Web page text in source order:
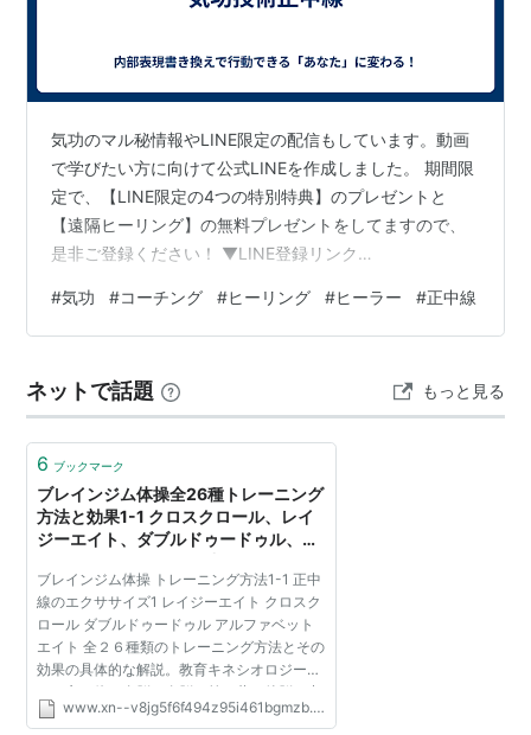
気功のマル秘情報やLINE限定の配信もしています。動画
で学びたい方に向けて公式LINEを作成しました。 期間限
定で、【LINE限定の4つの特別特典】のプレゼントと
【遠隔ヒーリング】の無料プレゼントをしてますので、
是非ご登録ください！ ▼LINE登録リンク
a6625433?uLand=JJd89Q 自己啓発ランキングで【１
位】を獲得した齋藤の著作は下記リンクから、Kindle
め: ーあなたから無限の創造性と天才性を引き出すー脳に
効くアファメーション！苫…
#気功 #コーチング #ヒーリング #ヒーラー #正中線
ネットで話題 もっと見る
6 ブックマーク
ブレインジム体操全26種トレーニング
方法と効果1-1 クロスクロール、レイ
ジーエイト、ダブルドゥードゥル、ア
イズ1
ブレインジム体操 トレーニング方法1-1 正中
線のエクササイズ1 レイジーエイト クロスク
ロール ダブルドゥードゥル アルファベット
エイト 全２６種類のトレーニング方法とその
効果の具体的な解説。教育キネシオロジーに
より心と体、左脳と右脳、前頭葉と後脳、中
脳と大脳を統合し、脳の神経経路を発達さ
www.xn--v8jg5f6f494z95i461bgmzb.net